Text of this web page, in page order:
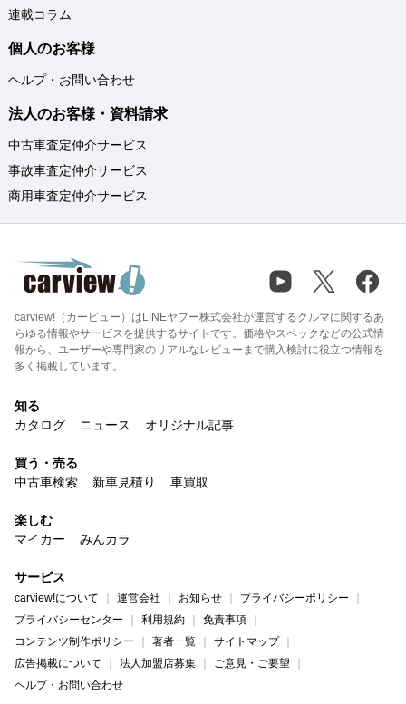
連載コラム
個人のお客様
ヘルプ・お問い合わせ
法人のお客様・資料請求
中古車査定仲介サービス
事故車査定仲介サービス
商用車査定仲介サービス
carview!（カービュー）はLINEヤフー株式会社が運営するクルマに関するあ
らゆる情報やサービスを提供するサイトです。価格やスペックなどの公式情
報から、ユーザーや専門家のリアルなレビューまで購入検討に役立つ情報を
多く掲載しています。
知る
カタログ
ニュース オリジナル記事
買う・売る
中古車検索
新車見積り 車買取
楽しむ
マイカー
みんカラ
サービス
carview!について 運営会社 お知らせ
プライバシーポリシー
プライバシーセンター
利用規約
免責事項
コンテンツ制作ポリシー
著者一覧
サイトマップ
広告掲載について
法人加盟店募集
ご意見・ご要望
ヘルプ・お問い合わせ